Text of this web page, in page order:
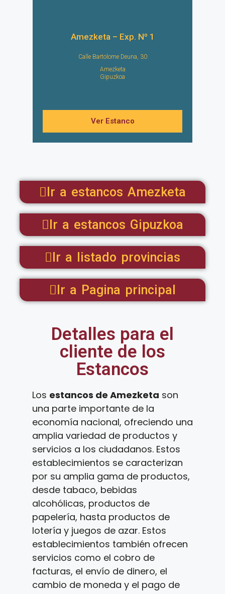
Amezketa – Exp. Nº 1
Calle Bartolome Deuna, 30
Amezketa
Gipuzkoa
Ver Estanco
Ir a estancos Amezketa
Ir a estancos Gipuzkoa
Ir a listado provincias
Ir a Pagina principal
Detalles para el
cliente de los
Estancos
Los estancos de Amezketa son
una parte importante de la
economía nacional, ofreciendo una
amplia variedad de productos y
servicios a los ciudadanos. Estos
establecimientos se caracterizan
por su amplia gama de productos,
desde tabaco, bebidas
alcohólicas, productos de
papelería, hasta productos de
lotería y juegos de azar. Estos
establecimientos también ofrecen
servicios como el cobro de
facturas, el envío de dinero, el
cambio de moneda y el pago de